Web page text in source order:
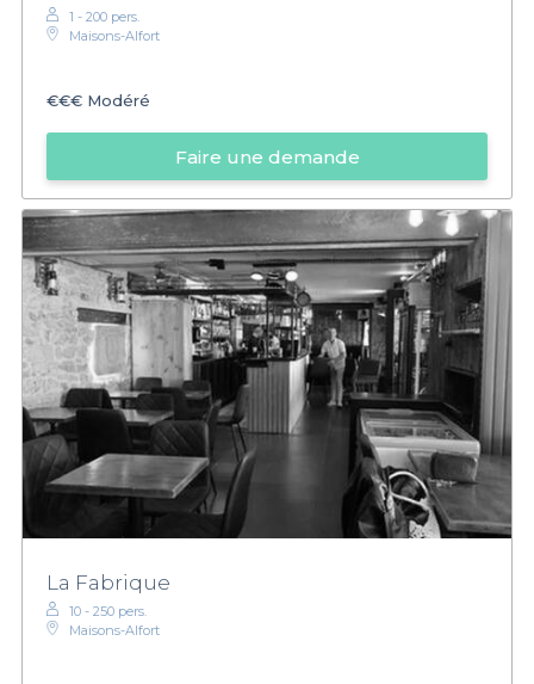
1 - 200 pers.
Maisons-Alfort
€€€ Modéré
Faire une demande
La Fabrique
10 - 250 pers.
Maisons-Alfort